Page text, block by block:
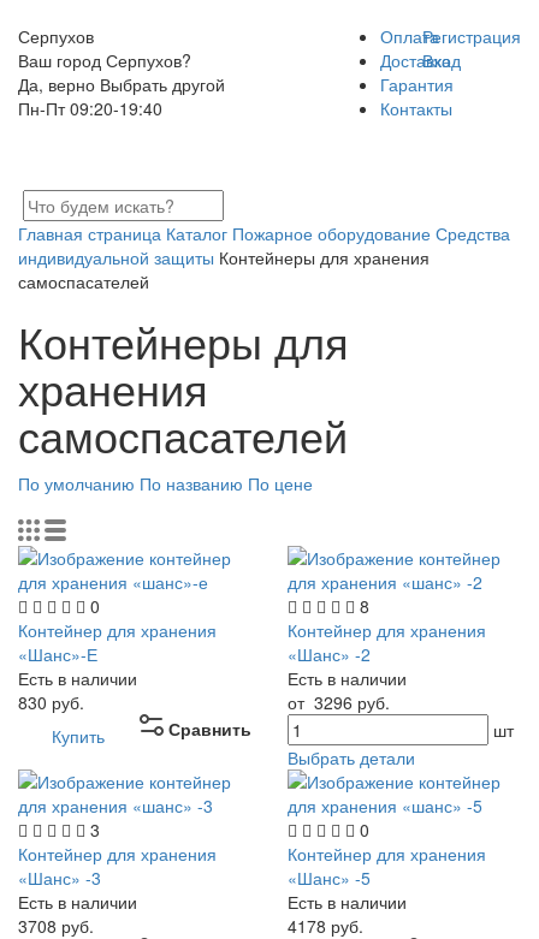
Серпухов
Ваш город Серпухов?
Да, верно Выбрать другой
Пн-Пт 09:20-19:40
Оплата
Доставка
Гарантия
Контакты
Регистрация
Вход
Главная страница Каталог Пожарное оборудование Средства
индивидуальной защиты Контейнеры для хранения
самоспасателей
Контейнеры для
хранения
самоспасателей
По умолчанию По названию По цене
0
Контейнер для хранения
«Шанс»-Е
Есть в наличии
830 руб.
Сравнить
Купить
8
Контейнер для хранения
«Шанс» -2
Есть в наличии
от 3296 руб.
шт
Выбрать детали
3
Контейнер для хранения
«Шанс» -3
Есть в наличии
3708 руб.
0
Контейнер для хранения
«Шанс» -5
Есть в наличии
4178 руб.